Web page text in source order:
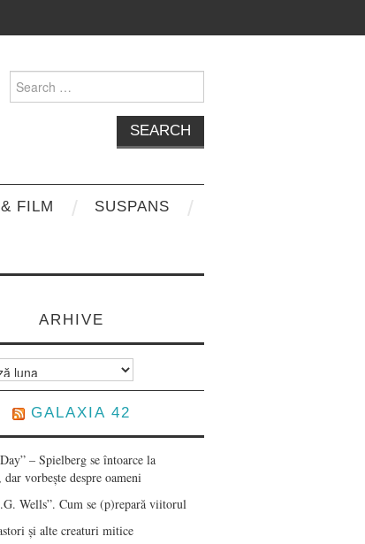
Search
for:
FILM SUSPANS
ARHIVE
GALAXIA 42
– Spielberg se întoarce la
vorbește despre oameni
Wells”. Cum se (p)repară viitorul
și alte creaturi mitice